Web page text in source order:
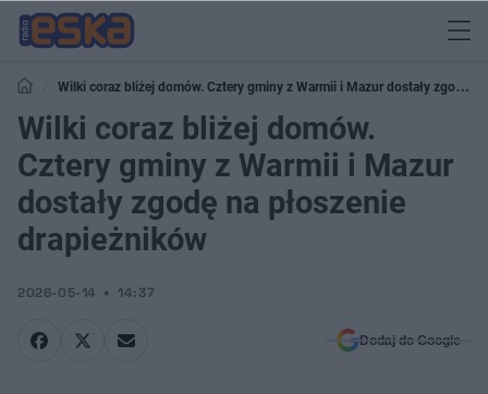
Wilki coraz bliżej domów. Cztery gminy z Warmii i Mazur dostały zgodę
na płoszenie drapieżników
Wilki coraz bliżej domów.
Cztery gminy z Warmii i Mazur
dostały zgodę na płoszenie
drapieżników
2026-05-14 14:37
Dodaj do Google